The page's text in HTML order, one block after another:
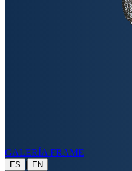
GALERÍA FRAME
ES | EN